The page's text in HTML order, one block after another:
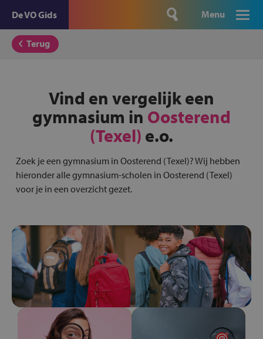
De VO Gids Menu
Terug
Vind en vergelijk een
gymnasium in Oosterend
(Texel) e.o.
Zoek je een gymnasium in Oosterend (Texel)? Wij hebben
hieronder alle gymnasium-scholen in Oosterend (Texel)
voor je in een overzicht gezet.